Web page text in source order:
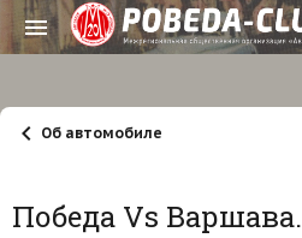
Об автомобиле
Победа Vs Варшава.